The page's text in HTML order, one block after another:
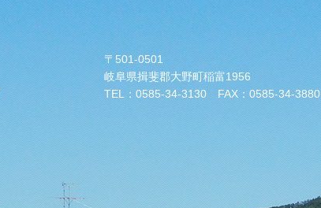
〒501-0501
岐阜県揖斐郡大野町稲富1956
TEL：0585-34-3130FAX：0585-34-3880